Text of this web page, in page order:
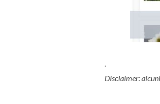
.
Disclaimer: